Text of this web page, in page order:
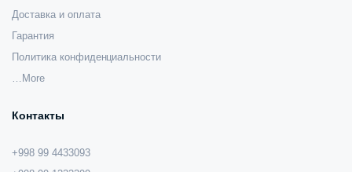
Доставка и оплата
Гарантия
Политика конфиденциальности
…More
Контакты
+998 99 4433093